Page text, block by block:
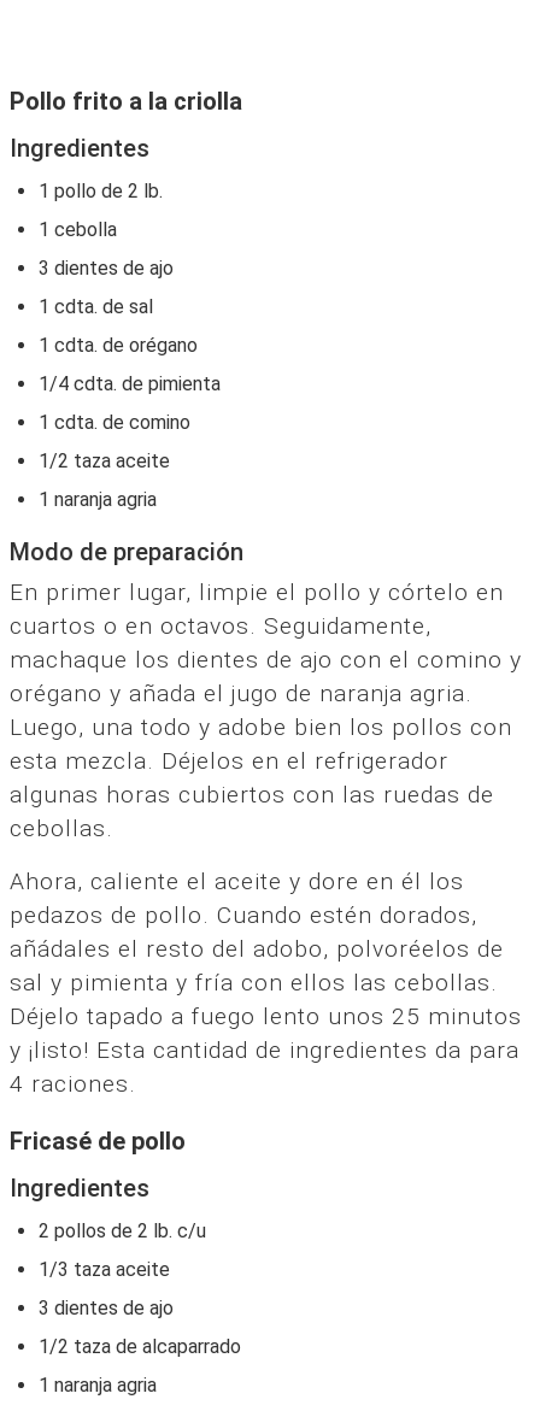
Pollo frito a la criolla
Ingredientes
1 pollo de 2 lb.
1 cebolla
3 dientes de ajo
1 cdta. de sal
1 cdta. de orégano
1/4 cdta. de pimienta
1 cdta. de comino
1/2 taza aceite
1 naranja agria
Modo de preparación
En primer lugar, limpie el pollo y córtelo en
cuartos o en octavos. Seguidamente,
machaque los dientes de ajo con el comino y
orégano y añada el jugo de naranja agria.
Luego, una todo y adobe bien los pollos con
esta mezcla. Déjelos en el refrigerador
algunas horas cubiertos con las ruedas de
cebollas.
Ahora, caliente el aceite y dore en él los
pedazos de pollo. Cuando estén dorados,
añádales el resto del adobo, polvoréelos de
sal y pimienta y fría con ellos las cebollas.
Déjelo tapado a fuego lento unos 25 minutos
y ¡listo! Esta cantidad de ingredientes da para
4 raciones.
Fricasé de pollo
Ingredientes
2 pollos de 2 lb. c/u
1/3 taza aceite
3 dientes de ajo
1/2 taza de alcaparrado
1 naranja agria